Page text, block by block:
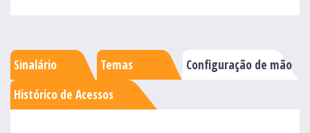
Sinalário Temas
Configuração de mão
Histórico de Acessos